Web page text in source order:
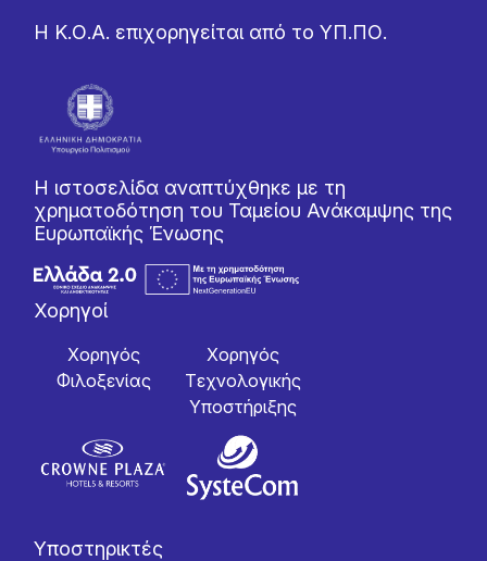
Η Κ.Ο.Α. επιχορηγείται από το ΥΠ.ΠΟ.
Η ιστοσελίδα αναπτύχθηκε με τη
χρηματοδότηση του Ταμείου Ανάκαμψης της
Ευρωπαϊκής Ένωσης
Χορηγοί
Χορηγός
Φιλοξενίας
Χορηγός
Tεχνολογικής
Yποστήριξης
Υποστηρικτές